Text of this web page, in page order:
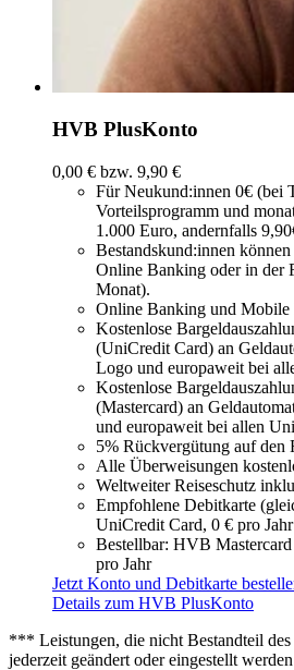
HVB PlusKonto
0,00 € bzw. 9,90 €
Für Neukund:innen 0€ (bei
Vorteilsprogramm und
1.000 Euro, andernfalls
Bestandskund:innen
Online Banking oder in der
Monat).
Online Banking und
Kostenlose
(UniCredit Card) an
Logo und europaweit bei
Kostenlose
(Mastercard) an
und europaweit bei allen
5% Rückvergütung auf den
Alle Überweisungen
Weltweiter Reiseschutz
Empfohlene Debitkarte
UniCredit Card, 0 € pro Jahr
Bestellbar: HVB
pro Jahr
Jetzt Konto und Debitkarte
Details zum HVB PlusKonto
*** Leistungen, die nicht Bestandteil
jederzeit geändert oder eingestellt